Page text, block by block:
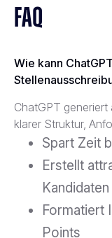
FAQ
Wie kann
ChatGPT
klarer Struktur,
Spart Zeit
Erstellt
Kandidaten
Formatiert
Points